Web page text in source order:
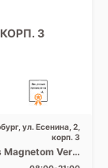
3
ул. Есенина, 2,
корп. 3
Verio
КТ Siemens